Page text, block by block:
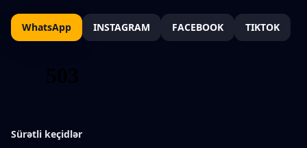
WhatsApp INSTAGRAM FACEBOOK TIKTOK
Sürətli keçidlər